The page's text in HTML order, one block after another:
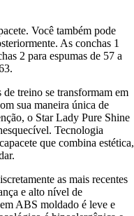
Você também pode
As conchas 1
2 para espumas de 57 a
treino se transformam em
sua maneira única de
o Star Lady Pure Shine
Tecnologia
que combina estética,
as mais recentes
e alto nível de
ABS moldado é leve e